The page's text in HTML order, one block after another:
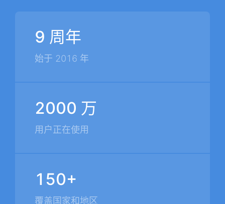
9 周年
始于 2016 年
2000 万
用户正在使用
150+
覆盖国家和地区